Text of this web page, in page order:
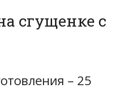
сгущенке с
– 25